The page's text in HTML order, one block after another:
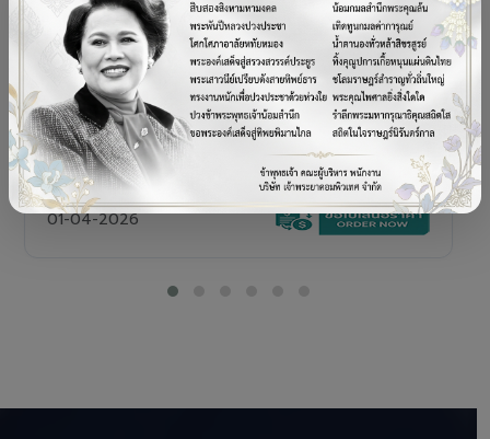
POS TERMINAL
SENOR V+5s
เครื่อง POS All-in-One Touch Screen ดีไซน์พรีเมียม
01-04-2026